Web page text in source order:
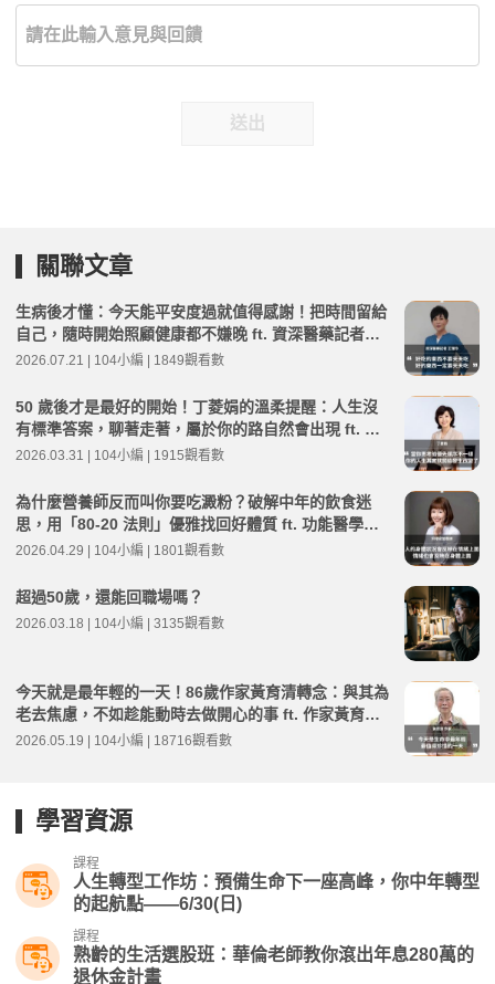
送出
關聯文章
生病後才懂：今天能平安度過就值得感謝！把時間留給
自己，隨時開始照顧健康都不嫌晚 ft. 資深醫藥記者王
瑞玲 | 高年級不打烊 x 用 AI 點亮第二人生 EP282
2026.07.21 | 104小編 | 1849觀看數
50 歲後才是最好的開始！丁菱娟的溫柔提醒：人生沒
有標準答案，聊著走著，屬於你的路自然會出現 ft. 丁
菱娟 | 高年級不打烊 x 用 AI 點亮第二人生 EP266
2026.03.31 | 104小編 | 1915觀看數
為什麼營養師反而叫你要吃澱粉？破解中年的飲食迷
思，用「80-20 法則」優雅找回好體質 ft. 功能醫學營
養師 何埻安 | 高年級不打烊 x 用 AI 點亮第二人生 EP2
2026.04.29 | 104小編 | 1801觀看數
超過50歲，還能回職場嗎？
2026.03.18 | 104小編 | 3135觀看數
今天就是最年輕的一天！86歲作家黃育清轉念：與其為
老去焦慮，不如趁能動時去做開心的事 ft. 作家黃育清 |
高年級不打烊 x 用 AI 點亮第二人生 EP273
2026.05.19 | 104小編 | 18716觀看數
學習資源
課程
人生轉型工作坊：預備生命下一座高峰，你中年轉型
的起航點——6/30(日)
課程
熟齡的生活選股班：華倫老師教你滾出年息280萬的
退休金計畫